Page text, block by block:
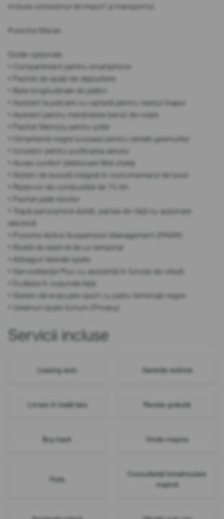
incluse comisionul de import și transportul.
Porsche Macan
Dotări opționale
• Compartiment pentru smartphone
• Pachet de spații de depozitare
• Bare longitudinale de plafon
• Asistent la parcare cu cameră pentru mersul înapoi
• Asistent pentru menținerea benzii de rulare
• Pachet Memory pentru șofer
• Ornamente negre lucioase pentru ramele geamurilor
• Ionizator pentru purificarea aerului
• Acces confort (deblocare fără cheie)
• Sistem de busolă integrat în instrumentarul de bord
• Rezervor de combustibil de 75 litri
• Pachet piele bicolor
• Trapă panoramică dublă, partea din față cu acționare
electrică
• Porsche Active Suspension Management (PASM)
• Roată de rezervă de uz temporar
• Airbaguri laterale spate
• Servodirecție Plus cu asistență în funcție de viteză
• Încălzire în scaunele față
• Sistem de evacuare sport cu patru terminații negre
• Geamuri spate fumurii (Privacy)
Servicii incluse
Leasing auto Garanție extinsă
Livrare în toată țara Revizie gratuită
Buy-back Vinde mașina
Flote
Consultanță înmatriculare
mașină